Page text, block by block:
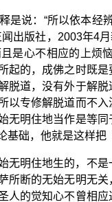
是说：“所以依本
出版社，2003年4
是心不相应的上
起的，成佛之时既
脱道，没有外于解
以专修解脱道而不
无明住地当作是等
础，他就是这样把
无明住地生的，不
所断的无始无明无
人的觉知心不曾相